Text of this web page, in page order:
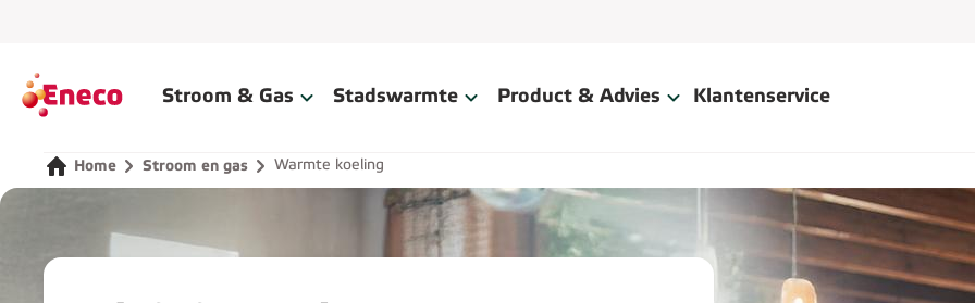
Home Stroom & Gas Stadswarmte Product & Advies Klantenservice
Home Stroom en gas Warmte koeling